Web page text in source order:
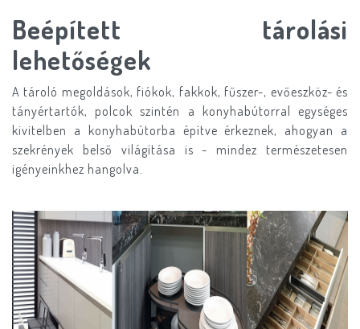
Beépített tárolási
lehetőségek
A tároló megoldások, fiókok, fakkok, fűszer-, evőeszköz- és
tányértartók, polcok szintén a konyhabútorral egységes
kivitelben a konyhabútorba építve érkeznek, ahogyan a
szekrények belső világítása is - mindez természetesen
igényeinkhez hangolva.